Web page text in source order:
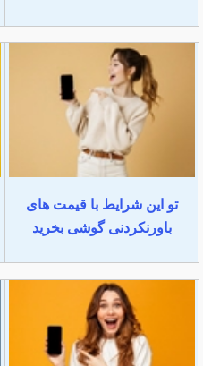
تو این شرایط با قیمت های
باورنکردنی گوشی بخرید